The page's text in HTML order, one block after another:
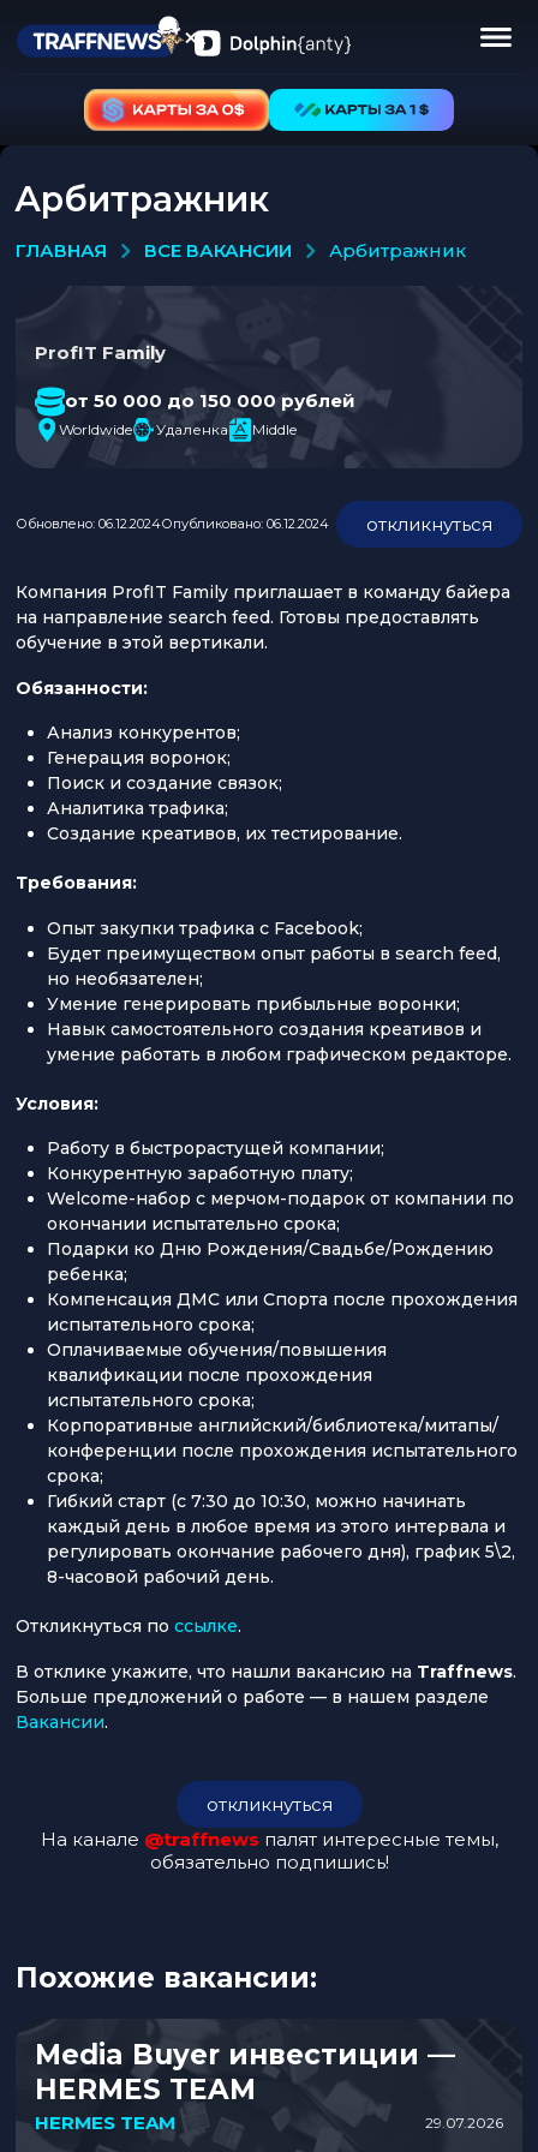
Арбитражник
ГЛАВНАЯ ВСЕ ВАКАНСИИ арбитражник
ProfIT Family
от 50 000 до 150 000 рублей
Worldwide Удаленка Middle
Обновлено: 06.12.2024Опубликовано: 06.12.2024 откликнуться
Компания ProfIT Family приглашает в команду байера
на направление search feed. Готовы предоставлять
обучение в этой вертикали.
Обязанности:
Анализ конкурентов;
Генерация воронок;
Поиск и создание связок;
Аналитика трафика;
Создание креативов, их тестирование.
Требования:
Опыт закупки трафика с Facebook;
Будет преимуществом опыт работы в search feed,
но необязателен;
Умение генерировать прибыльные воронки;
Навык самостоятельного создания креативов и
умение работать в любом графическом редакторе.
Условия:
Работу в быстрорастущей компании;
Конкурентную заработную плату;
Welcome-набор с мерчом-подарок от компании по
окончании испытательно срока;
Подарки ко Дню Рождения/Свадьбе/Рождению
ребенка;
Компенсация ДМС или Спорта после прохождения
испытательного срока;
Оплачиваемые обучения/повышения
квалификации после прохождения
испытательного срока;
Корпоративные английский/библиотека/митапы/
конференции после прохождения испытательного
срока;
Гибкий старт (с 7:30 до 10:30, можно начинать
каждый день в любое время из этого интервала и
регулировать окончание рабочего дня), график 5\2,
8-часовой рабочий день.
Откликнуться по ссылке.
В отклике укажите, что нашли вакансию на Traffnews.
Больше предложений о работе — в нашем разделе
Вакансии.
откликнуться
На канале @traffnews палят интересные темы,
обязательно подпишись!
Похожие вакансии:
Media Buyer инвестиции —
HERMES TEAM
HERMES TEAM 29.07.2026